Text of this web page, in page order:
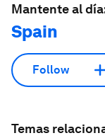
Mantente al
Spain
Follow
Temas